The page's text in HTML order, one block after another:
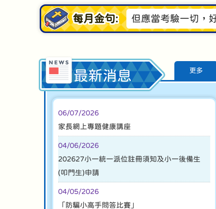
每月金句: 但應當考驗一切，
更多
最新消息
06/07/2026
家長網上專題健康講座
04/06/2026
202627小一統一派位註冊須知及小一後備生
(叩門生)申請
04/05/2026
「防騙小高手問答比賽」